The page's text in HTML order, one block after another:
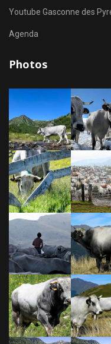
Youtube Gasconne des
Agenda
Photos